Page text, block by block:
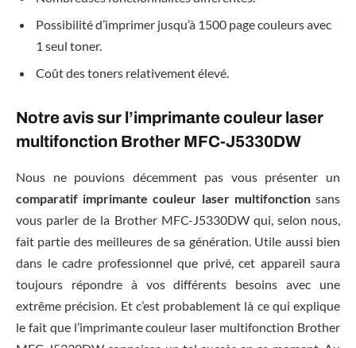
Possibilité d’imprimer jusqu’à 1500 page couleurs avec
1 seul toner.
Coût des toners relativement élevé.
Notre avis sur l’imprimante couleur laser
multifonction Brother MFC-J5330DW
Nous ne pouvions décemment pas vous présenter un
comparatif imprimante couleur laser multifonctionsans
vous parler de la Brother MFC-J5330DW qui, selon nous,
fait partie des meilleures de sa génération. Utile aussi bien
dans le cadre professionnel que privé, cet appareil saura
toujours répondre à vos différents besoins avec une
extrême précision. Et c’est probablement là ce qui explique
le fait que l’imprimante couleur laser multifonction Brother